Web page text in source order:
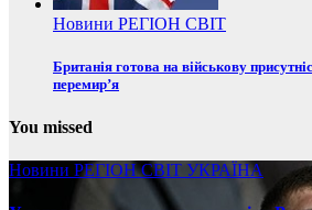
Новини РЕГІОН СВІТ
Британія готова на військову
перемир’я
You missed
Новини РЕГІОНСВІТ УКРАЇНА